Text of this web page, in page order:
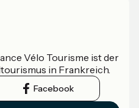
Vélo Tourisme ist der
in Frankreich.
Facebook